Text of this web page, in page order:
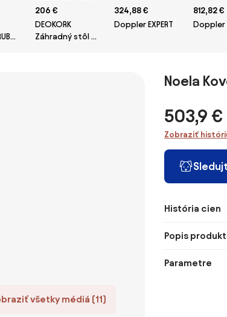
206 €
DEOKORK
Záhradný stôl z
324,88 €
Doppler EXPERT
812,82 €
Doppler
všetky médiá (11)
Noela
503,9 €
Zobraziť
História cien
Popis
Parametre